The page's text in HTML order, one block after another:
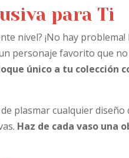
para Ti
nivel? ¡No hay
personaje favorito que
único a tu colección
plasmar cualquier
Haz de cada vaso una